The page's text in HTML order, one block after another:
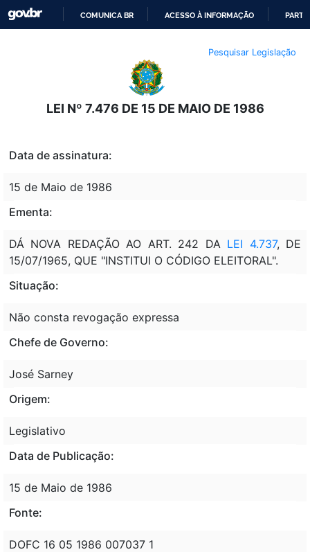
O
CONTEÚDO
COMUNICA BR ACESSO À INFORMAÇÃO
Pesquisar Legislação
LEI Nº 7.476 DE 15 DE MAIO DE 1986
Data de assinatura:
15 de Maio de 1986
Ementa:
DÁ NOVA REDAÇÃO AO ART. 242 DA LEI 4.737, DE
15/07/1965, QUE "INSTITUI O CÓDIGO ELEITORAL".
Situação:
Não consta revogação expressa
Chefe de Governo:
José Sarney
Origem:
Legislativo
Data de Publicação:
15 de Maio de 1986
Fonte:
DOFC 16 05 1986 007037 1